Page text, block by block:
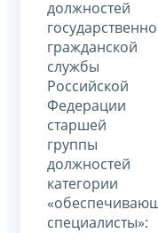
должностей
гражданской
службы
Российской
Федерации
старшей
группы
должностей
категории
специалисты»: